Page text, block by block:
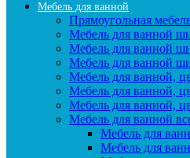
Мебель для ванной
Прямоугольная
Мебель для ванной
Мебель для ванной
Мебель для ванной
Мебель для ванной,
Мебель для ванной,
Мебель для ванной,
Мебель для ванной
Мебель для
Мебель для